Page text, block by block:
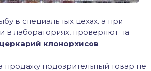
в специальных цехах, а при
в лабораториях, проверяют на
клонорхисов.
продажу подозрительный товар не